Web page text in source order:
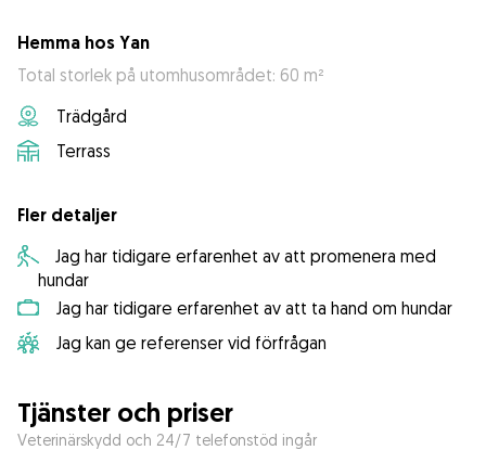
Hemma hos Yan
Total storlek på utomhusområdet: 60 m²
Trädgård
Terrass
Fler detaljer
Jag har tidigare erfarenhet av att promenera med
hundar
Jag har tidigare erfarenhet av att ta hand om hundar
Jag kan ge referenser vid förfrågan
Tjänster och priser
Veterinärskydd och 24/7 telefonstöd ingår